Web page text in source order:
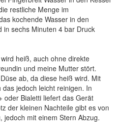
restliche Menge im
kochende Wasser in den
in sechs Minuten 4 bar Druck
heiß, auch ohne direkte
und meine Mutter stört.
ab, da diese heiß wird. Mit
jedoch leicht reinigen. In
oder Bialetti liefert das Gerät
der kleinen Nachteile gibt es von
jedoch mit einem Stern Abzug.